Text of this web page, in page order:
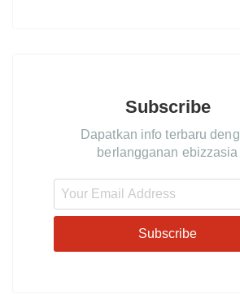
Subscribe
Dapatkan info terbaru
berlangganan ebizzasia
Subscribe